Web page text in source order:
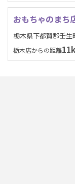
おもちゃのまち
栃木県下都賀郡壬
栃木店からの距離